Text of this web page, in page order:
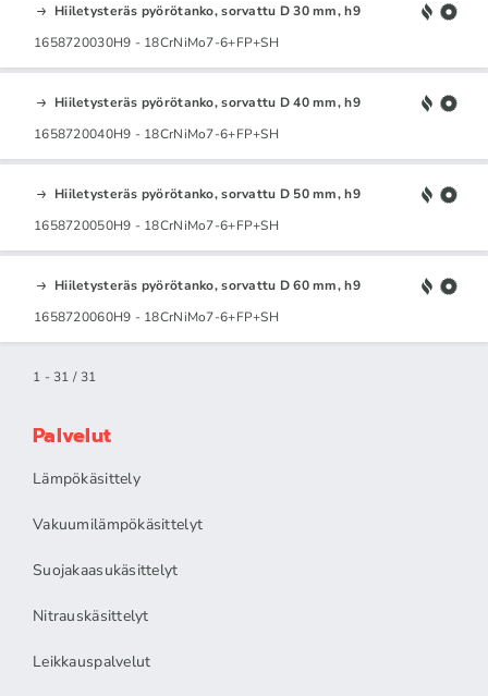
Hiiletysteräs pyörötanko, sorvattu D 30 mm, h9
1658720030H9 - 18CrNiMo7-6+FP+SH
Hiiletysteräs pyörötanko, sorvattu D 40 mm, h9
1658720040H9 - 18CrNiMo7-6+FP+SH
Hiiletysteräs pyörötanko, sorvattu D 50 mm, h9
1658720050H9 - 18CrNiMo7-6+FP+SH
Hiiletysteräs pyörötanko, sorvattu D 60 mm, h9
1658720060H9 - 18CrNiMo7-6+FP+SH
1 - 31 / 31
Palvelut
Lämpökäsittely
Vakuumilämpökäsittelyt
Suojakaasukäsittelyt
Nitrauskäsittelyt
Leikkauspalvelut